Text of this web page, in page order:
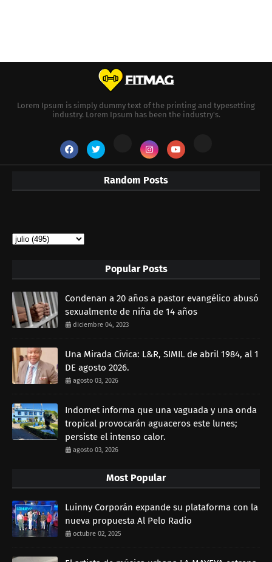
Lorem Ipsum is simply dummy text of the printing and typesetting
industry. Lorem Ipsum has been the industry's.
Random Posts
Popular Posts
Condenan a 20 años a pastor evangélico abusó
sexualmente de niña de 14 años
diciembre 04, 2023
Una Mirada Cívica: L&R, SIMIL de abril 1984, al 1
DE agosto 2026.
agosto 03, 2026
Indomet informa que una vaguada y una onda
tropical provocarán aguaceros este lunes;
persiste el intenso calor.
agosto 03, 2026
Most Popular
Luinny Corporán expande su plataforma con la
nueva propuesta Al Pelo Radio
octubre 02, 2025